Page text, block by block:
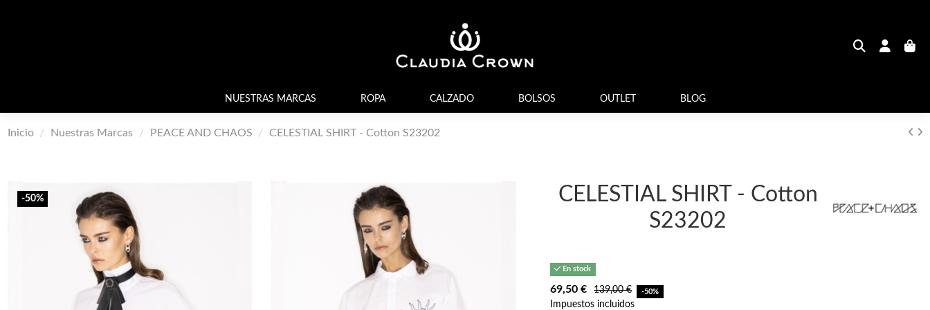
NUESTRAS MARCAS ROPA CALZADO BOLSOS OUTLET BLOG
Inicio Nuestras Marcas PEACE AND CHAOS CELESTIAL SHIRT - Cotton S23202
-50%
CELESTIAL SHIRT - Cotton
S23202
En stock
69,50 € 139,00 € -50%
Impuestos incluidos